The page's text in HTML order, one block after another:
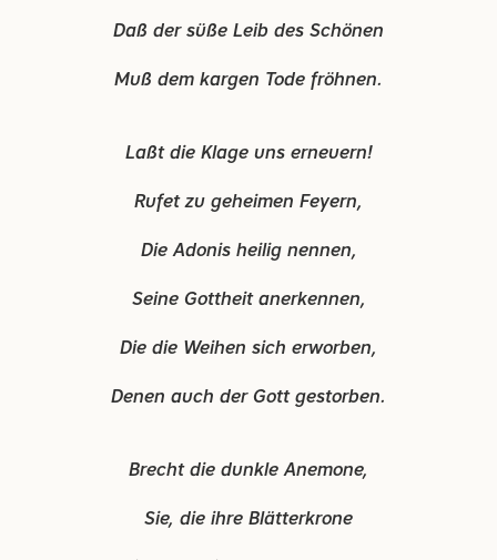
Daß der süße Leib des Schönen
Muß dem kargen Tode fröhnen.
Laßt die Klage uns erneuern!
Rufet zu geheimen Feyern,
Die Adonis heilig nennen,
Seine Gottheit anerkennen,
Die die Weihen sich erworben,
Denen auch der Gott gestorben.
Brecht die dunkle Anemone,
Sie, die ihre Blätterkrone